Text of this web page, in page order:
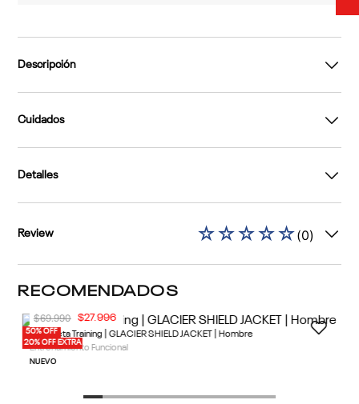
Descripción
Cuidados
Detalles
Review ☆☆☆☆☆(0)
RECOMENDADOS
50% OFF
20% OFF EXTRA